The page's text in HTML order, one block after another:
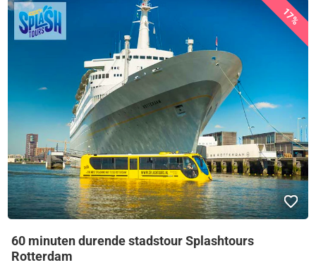
17%
60 minuten durende stadstour Splashtours
Rotterdam